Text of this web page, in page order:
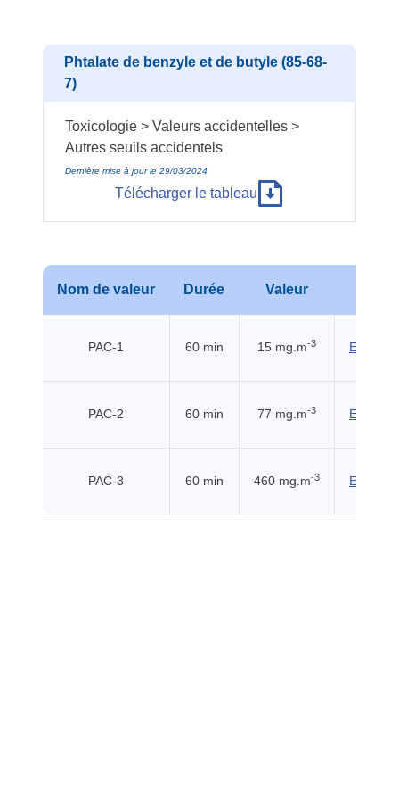
Phtalate de benzyle et de butyle (85-68-
7)
Toxicologie > Valeurs accidentelles >
Autres seuils accidentels
Dernière mise à jour le 29/03/2024
Télécharger le tableau
Nom de valeur Durée Valeur
PAC-1 60 min 15 mg.m-3 EHSS
PAC-2 60 min 77 mg.m-3 EHSS
PAC-3 60 min 460 mg.m-3 EHSS